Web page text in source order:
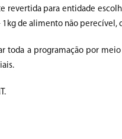
revertida para entidade
de alimento não perecível,
a programação por